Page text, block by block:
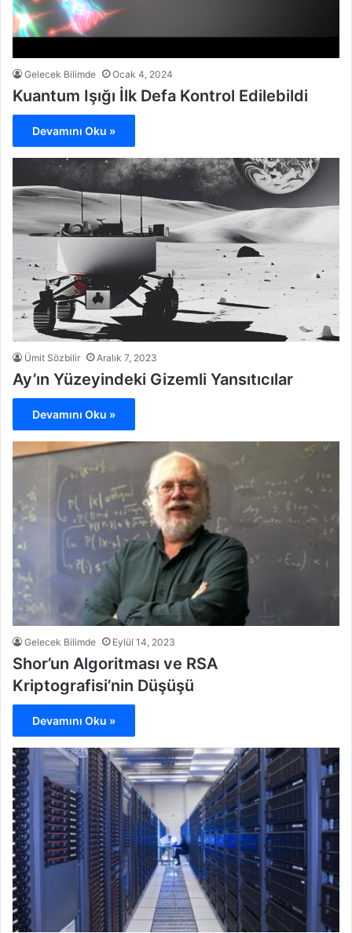
Gelecek Bilimde Ocak 4, 2024
Kuantum Işığı İlk Defa Kontrol Edilebildi
Devamını Oku »
Ümit Sözbilir Aralık 7, 2023
Ay’ın Yüzeyindeki Gizemli Yansıtıcılar
Devamını Oku »
Gelecek Bilimde Eylül 14, 2023
Shor’un Algoritması ve RSA
Kriptografisi’nin Düşüşü
Devamını Oku »